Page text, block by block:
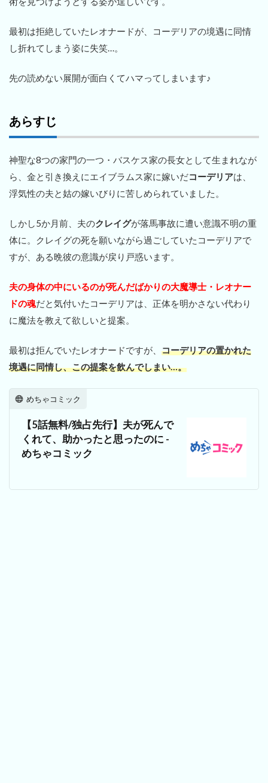
最初は拒絶していたレオナードが、コーデリアの境遇に同情
し折れてしまう姿に失笑…。
先の読めない展開が面白くてハマってしまいます♪
あらすじ
神聖な8つの家門の一つ・バスケス家の長女として生まれなが
ら、金と引き換えにエイブラムス家に嫁いだコーデリアは、
浮気性の夫と姑の嫁いびりに苦しめられていました。
しかし5か月前、夫のクレイグが落馬事故に遭い意識不明の重
体に。クレイグの死を願いながら過ごしていたコーデリアで
すが、ある晩彼の意識が戻り戸惑います。
夫の身体の中にいるのが死んだばかりの大魔導士・レオナー
ドの魂だと気付いたコーデリアは、正体を明かさない代わり
に魔法を教えて欲しいと提案。
最初は拒んでいたレオナードですが、 コーデリアの置かれた
境遇に同情し、この提案を飲んでしまい…。
めちゃコミック
【5話無料/独占先行】夫が死んで
くれて、助かったと思ったのに -
めちゃコミック